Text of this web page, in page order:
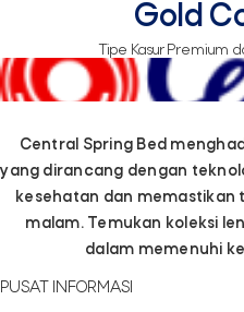
Gold
Tipe Kasur Premium
Central Spring Bed
yang dirancang dengan
kesehatan dan memastikan
malam. Temukan koleksi
dalam memenuhi
PUSAT INFORMASI